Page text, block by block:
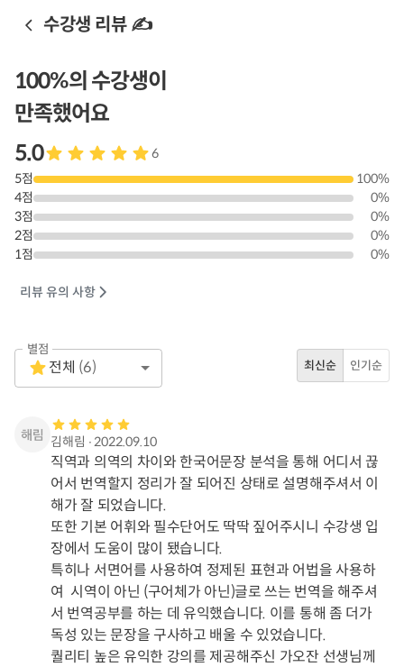
수강생 리뷰 ✍️
100%의 수강생이
만족했어요
5.0
6
5점 100%
4점 0%
3점 0%
2점 0%
1점 0%
리뷰 유의 사항
별점
1 Star
Empty
전체 (6) 최신순 인기순
김해림 ∙2022.09.10
직역과 의역의 차이와 한국어문장 분석을 통해 어디서 끊
어서 번역할지 정리가 잘 되어진 상태로 설명해주셔서 이
해가 잘 되었습니다.
또한 기본 어휘와 필수단어도 딱딱 짚어주시니 수강생 입
장에서 도움이 많이 됐습니다.
특히나 서면어를 사용하여 정제된 표현과 어법을 사용하
여  시역이 아닌 (구어체가 아닌)글로 쓰는 번역을 해주셔
서 번역공부를 하는 데 유익했습니다. 이를 통해 좀 더가
독성 있는 문장을 구사하고 배울 수 있었습니다.
퀄리티 높은 유익한 강의를 제공해주신 가오잔 선생님께